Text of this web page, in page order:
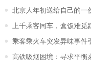
北京人年初送给自己的一
上千乘客同车，盒饭难
乘客乘火车突发异味事件
高铁吸烟困境：寻求平衡